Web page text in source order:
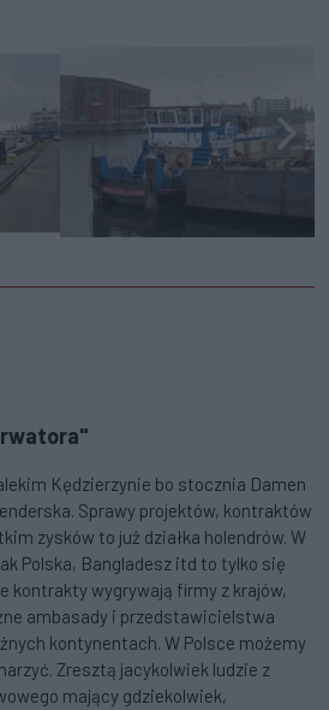
Kędzierzynie bo stocznia Damen
Sprawy projektów, kontraktów
zysków to już działka holendrów. W
Polska, Bangladesz itd to tylko się
kontrakty wygrywają firmy z krajów,
ambasady i przedstawicielstwa
kontynentach. W Polsce możemy
Zresztą jacykolwiek ludzie z
mający gdziekolwiek,